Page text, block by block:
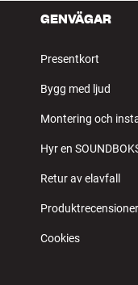
GENVÄGAR
Presentkort
Bygg med ljud
Montering och
Hyr en
Retur av elavfall
Produktrecensioner
Cookies